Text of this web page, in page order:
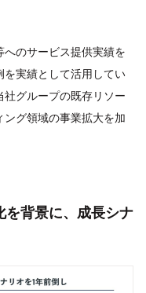
のサービス提供実績を
実績として活用してい
社グループの既存リソー
グ領域の事業拡大を加
を背景に、成長シナ